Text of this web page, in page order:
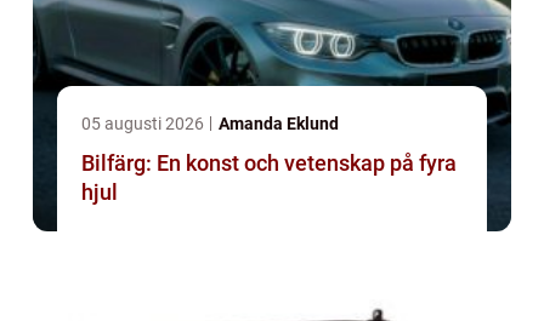
05 augusti 2026 Amanda Eklund
Bilfärg: En konst och vetenskap på fyra
hjul